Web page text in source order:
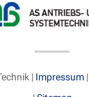
| Impressum|